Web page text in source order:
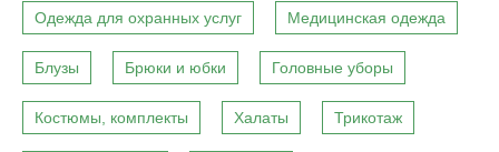
Одежда для охранных услуг Медицинская одежда
Блузы Брюки и юбки Головные уборы
Костюмы, комплекты Халаты Трикотаж